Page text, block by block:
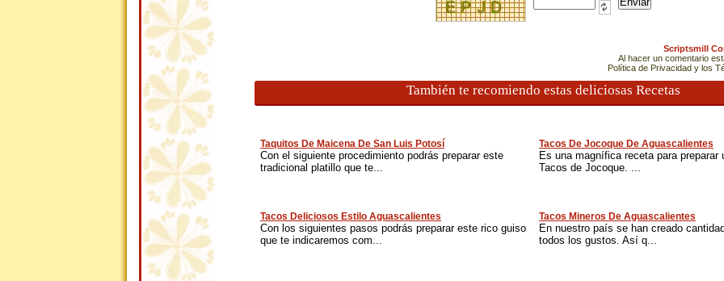
Scriptsmill
Al hacer un comentario
Política de Privacidad y los
También te recomiendo estas deliciosas Recetas
Taquitos De Maicena De San Luis Potosí
Con el siguiente procedimiento podrás preparar este
tradicional platillo que te...
Tacos De Jocoque De Aguascalientes
Es una magnífica receta para preparar
Tacos de Jocoque. ...
Tacos Deliciosos Estilo Aguascalientes
Con los siguientes pasos podrás preparar este rico guiso
que te indicaremos com...
Tacos Mineros De Aguascalientes
En nuestro país se han creado
todos los gustos. Así q...